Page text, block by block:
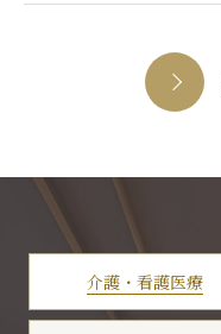
介護・看護医療